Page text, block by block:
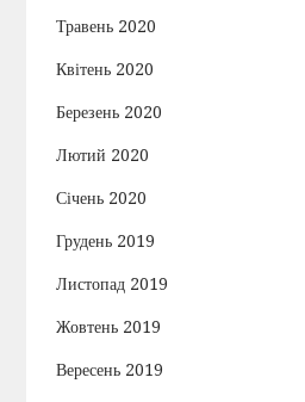
Травень 2020
Квітень 2020
Березень 2020
Лютий 2020
Січень 2020
Грудень 2019
Листопад 2019
Жовтень 2019
Вересень 2019